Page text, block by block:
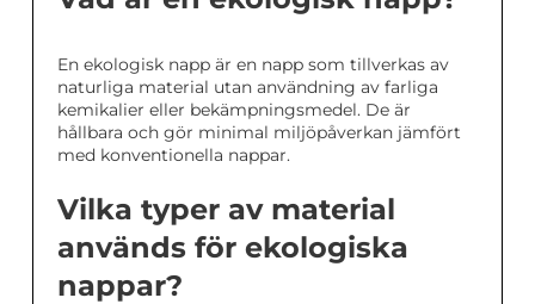
En ekologisk napp är en napp som tillverkas av
naturliga material utan användning av farliga
kemikalier eller bekämpningsmedel. De är
hållbara och gör minimal miljöpåverkan jämfört
med konventionella nappar.
Vilka typer av material
används för ekologiska
nappar?